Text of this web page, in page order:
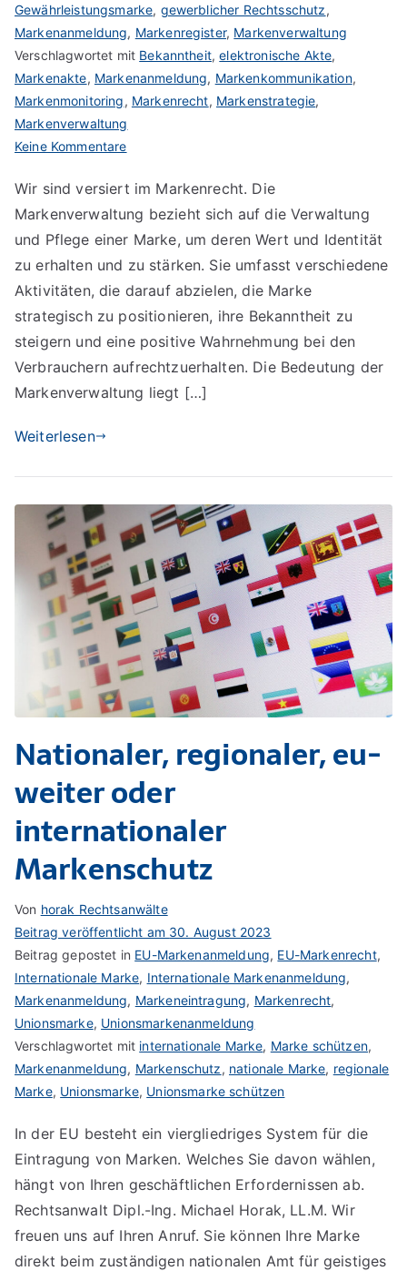
Gewährleistungsmarke, gewerblicher Rechtsschutz,
Markenanmeldung, Markenregister, Markenverwaltung
Verschlagwortet mit Bekanntheit,elektronische Akte,
Markenakte, Markenanmeldung, Markenkommunikation,
Markenmonitoring, Markenrecht, Markenstrategie,
Markenverwaltung
Keine Kommentarezu
der
Markenverwaltung
Wir sind versiert im Markenrecht. Die
Markenverwaltung bezieht sich auf die Verwaltung
und Pflege einer Marke, um deren Wert und Identität
zu erhalten und zu stärken. Sie umfasst verschiedene
Aktivitäten, die darauf abzielen, die Marke
strategisch zu positionieren, ihre Bekanntheit zu
steigern und eine positive Wahrnehmung bei den
Verbrauchern aufrechtzuerhalten. Die Bedeutung der
Markenverwaltung liegt […]
Weiterlesen
Nationaler, regionaler, eu-
weiter oder
internationaler
Markenschutz
Von horak Rechtsanwälte
Beitrag veröffentlicht am 30. August 2023
Beitrag gepostet in EU-Markenanmeldung, EU-Markenrecht,
Internationale Marke, Internationale Markenanmeldung,
Markenanmeldung, Markeneintragung, Markenrecht,
Unionsmarke, Unionsmarkenanmeldung
Verschlagwortet mit internationale Marke, Marke schützen,
Markenanmeldung, Markenschutz, nationale Marke, regionale
Marke, Unionsmarke, Unionsmarke schützen
In der EU besteht ein viergliedriges System für die
Eintragung von Marken. Welches Sie davon wählen,
hängt von Ihren geschäftlichen Erfordernissen ab.
Rechtsanwalt Dipl.-Ing. Michael Horak, LL.M. Wir
freuen uns auf Ihren Anruf. Sie können Ihre Marke
direkt beim zuständigen nationalen Amt für geistiges